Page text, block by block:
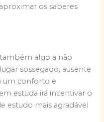
os saberes
algo a não
sossegado, ausente
um conforto e
estuda irá incentivar o
estudo mais agradável